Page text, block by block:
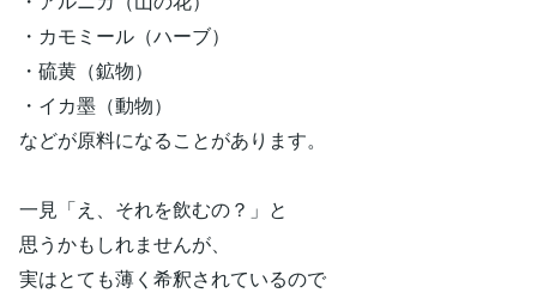
・カモミール（ハーブ）
・硫黄（鉱物）
・イカ墨（動物）
などが原料になることがあります。
一見「え、それを飲むの？」と
思うかもしれませんが、
実はとても薄く希釈されているので